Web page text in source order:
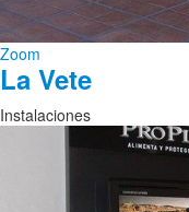
Zoom
La Vete
Instalaciones